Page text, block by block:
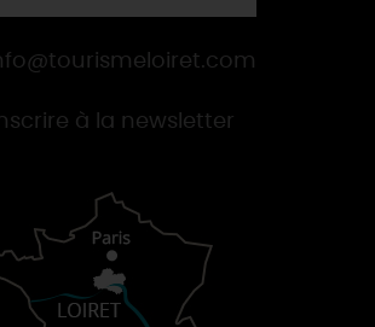
à la newsletter